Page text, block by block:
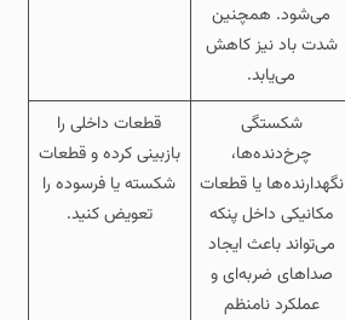
می‌شود. همچنین
شدت باد نیز کاهش
می‌یابد.
شکستگی
چرخ‌دنده‌ها،
نگهدارنده‌ها یا قطعات
مکانیکی داخل پنکه
می‌تواند باعث ایجاد
صداهای ضربه‌ای و
عملکرد نامنظم
قطعات داخلی را
بازبینی کرده و قطعات
شکسته یا فرسوده را
تعویض کنید.